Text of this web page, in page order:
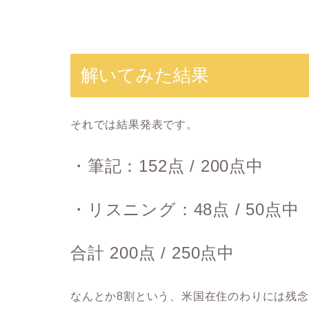
解いてみた結果
それでは結果発表です。
・筆記：152点 / 200点中
・リスニング：48点 / 50点中
合計 200点 / 250点中
なんとか8割という、米国在住のわりには残